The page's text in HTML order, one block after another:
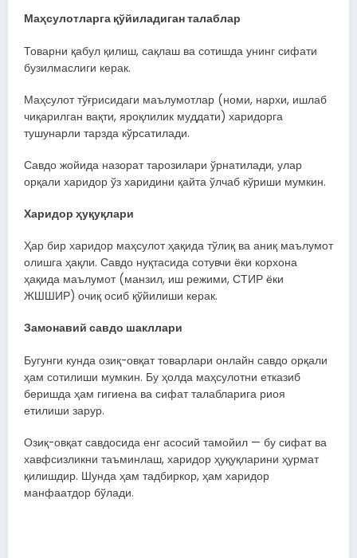
Маҳсулотларга қўйиладиган талаблар
Товарни қабул қилиш, сақлаш ва сотишда унинг сифати
бузилмаслиги керак.
Маҳсулот тўғрисидаги маълумотлар (номи, нархи, ишлаб
чиқарилган вақти, яроқлилик муддати) харидорга
тушунарли тарзда кўрсатилади.
Савдо жойида назорат тарозилари ўрнатилади, улар
орқали харидор ўз харидини қайта ўлчаб кўриши мумкин.
Харидор ҳуқуқлари
Ҳар бир харидор маҳсулот ҳақида тўлиқ ва аниқ маълумот
олишга ҳақли. Савдо нуқтасида сотувчи ёки корхона
ҳақида маълумот (манзил, иш режими, СТИР ёки
ЖШШИР) очиқ осиб қўйилиши керак.
Замонавий савдо шакллари
Бугунги кунда озиқ-овқат товарлари онлайн савдо орқали
ҳам сотилиши мумкин. Бу ҳолда маҳсулотни етказиб
беришда ҳам гигиена ва сифат талабларига риоя
етилиши зарур.
Озиқ-овқат савдосида енг асосий тамойил — бу сифат ва
хавфсизликни таъминлаш, харидор ҳуқуқларини ҳурмат
қилишдир. Шунда ҳам тадбиркор, ҳам харидор
манфаатдор бўлади.